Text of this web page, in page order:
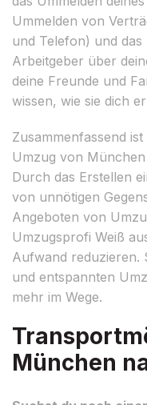
Ummelden von
und Telefon) und
Arbeitgeber über
deine Freunde und
wissen, wie sie dich
Zusammenfassend
Umzug von
Durch das Erstellen
von unnötigen
Angeboten von
Umzugsprofi Weiß
Aufwand reduzieren.
und entspannten
mehr im Wege.
München